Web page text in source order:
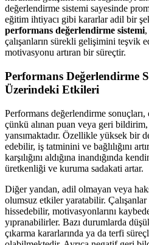
değerlendirme sistemi sayesinde
eğitim ihtiyacı gibi kararlar adil bir
performans değerlendirme sistemi
çalışanların sürekli gelişimini teşvik
motivasyonu artıran bir süreçtir.
Performans Değerlendirme
Üzerindeki Etkileri
Performans değerlendirme
çünkü alınan puan veya geri bildirim,
yansımaktadır. Özellikle yüksek bir
edebilir, iş tatminini ve bağlılığını
karşılığını aldığına inandığında
üretkenliği ve kuruma sadakati artar.
Diğer yandan, adil olmayan veya
olumsuz etkiler yaratabilir.
hissedebilir, motivasyonlarını
yıpranabilirler. Bazı durumlarda
çıkarma kararlarında ya da terfi